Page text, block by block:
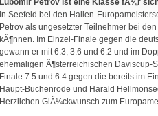
Lubomir Petrov ist eine Klasse fÃ¼r
In Seefeld bei den Hallen-
Petrov als ungesetzter Teilnehmer bei
kÃ¶nnen. Im Einzel-Finale gegen die
gewann er mit 6:3, 3:6 und 6:2 und im
ehemaligen Ã¶sterreichischen Daviscup-
Finale 7:5 und 6:4 gegen die bereits im
Haupt-Buchenrode und Harald
Herzlichen GlÃ¼ckwunsch zum